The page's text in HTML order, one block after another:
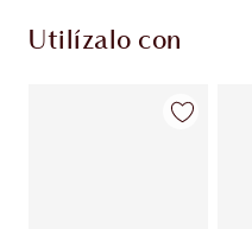
Utilízalo con